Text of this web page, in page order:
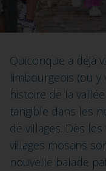
Quiconque a déjà
limbourgeois (ou y
histoire de la
tangible dans les
de villages. Dès les
villages mosans
nouvelle balade